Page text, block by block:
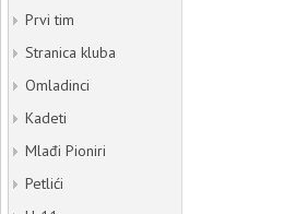
Prvi tim
Stranica kluba
Omladinci
Kadeti
Mlađi Pioniri
Petlići